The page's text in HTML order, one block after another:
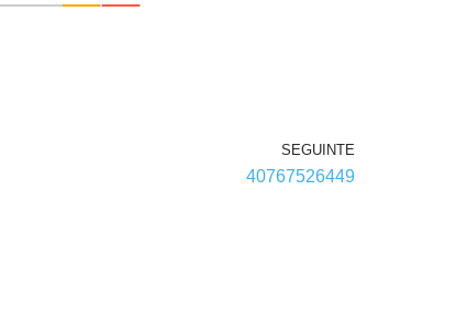
SEGUINTE
40767526449